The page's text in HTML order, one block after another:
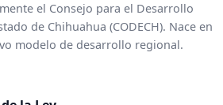
el Consejo para el Desarrollo
de Chihuahua (CODECH). Nace en
modelo de desarrollo regional.